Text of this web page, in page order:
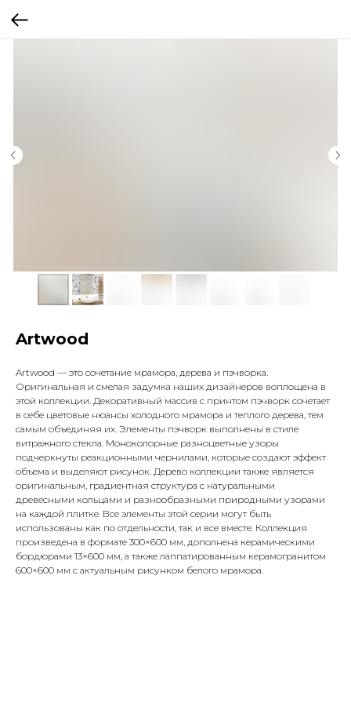
Artwood
Artwood — это сочетание мрамора, дерева и пэчворка.
Оригинальная и смелая задумка наших дизайнеров воплощена в
этой коллекции. Декоративный массив с принтом пэчворк сочетает
в себе цветовые нюансы холодного мрамора и теплого дерева, тем
самым объединяя их. Элементы пэчворк выполнены в стиле
витражного стекла. Моноколорные разноцветные узоры
подчеркнуты реакционными чернилами, которые создают эффект
объема и выделяют рисунок. Дерево коллекции также является
оригинальным, градиентная структура с натуральными
древесными кольцами и разнообразными природными узорами
на каждой плитке. Все элементы этой серии могут быть
использованы как по отдельности, так и все вместе. Коллекция
произведена в формате 300×600 мм, дополнена керамическими
бордюрами 13×600 мм, а также лаппатированным керамогранитом
600×600 мм с актуальным рисунком белого мрамора.